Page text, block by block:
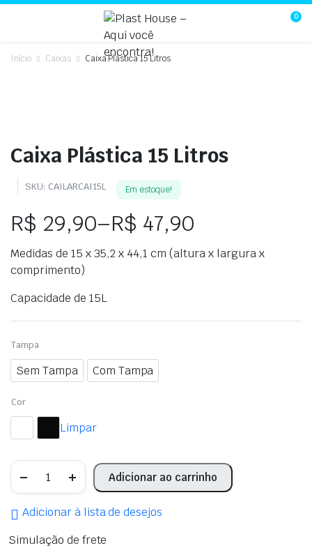
0
Início Caixas Caixa Plástica 15 Litros
Caixa Plástica 15 Litros
SKU: CAILARCAI15L Em estoque!
R$ 29,90–R$ 47,90
Faixa
de
preço:
através
R$ 47,90
Medidas de 15 x 35,2 x 44,1 cm (altura x largura x
comprimento)
Capacidade de 15L
Tampa
Sem Tampa Com Tampa
Cor
Limpar
Plástica
quantidade
Adicionar ao carrinho
Adicionar à lista de desejos
Simulação de frete